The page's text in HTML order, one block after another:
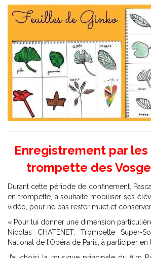
Enregistrement par
trompette des
Durant cette période de confinement,
en trompette, a souhaité mobiliser ses
vidéo, pour ne pas rester muet et
« Pour lui donner une dimension
Nicolas CHATENET, Trompette Super-
National de l’Opéra de Paris, à participer en